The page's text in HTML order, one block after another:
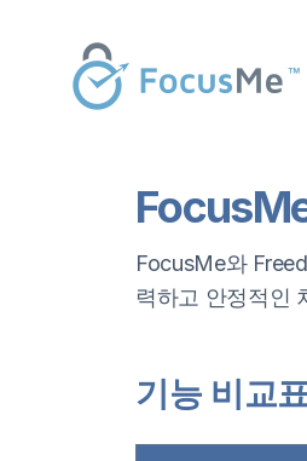
FocusMe와
력하고 안정적인
기능 비교